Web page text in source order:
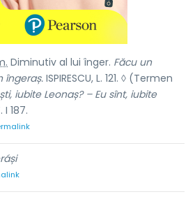
Diminutiv al lui înger. Făcu un
îngeraș. ISPIRESCU, L. 121. ◊ (Termen
iubite Leonaș? – Eu sînt, iubite
I 187.